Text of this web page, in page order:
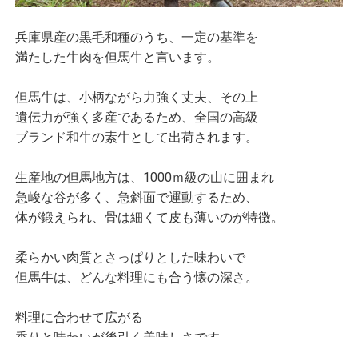
兵庫県産の黒毛和種のうち、一定の基準を
満たした牛肉を但馬牛と言います。
但馬牛は、小柄ながら力強く丈夫、その上
遺伝力が強く多産であるため、全国の高級
ブランド和牛の素牛として出荷されます。
生産地の但馬地方は、1000ｍ級の山に囲まれ
急峻な谷が多く、急斜面で運動するため、
体が鍛えられ、骨は細くて皮も薄いのが特徴。
柔らかい肉質とさっぱりとした味わいで
但馬牛は、どんな料理にも合う懐の深さ。
料理に合わせて広がる